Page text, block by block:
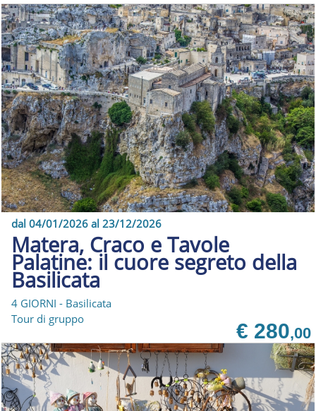
dal 04/01/2026 al 23/12/2026
Matera, Craco e Tavole
Palatine: il cuore segreto della
Basilicata
4 GIORNI - Basilicata
Tour di gruppo
€ 280,00